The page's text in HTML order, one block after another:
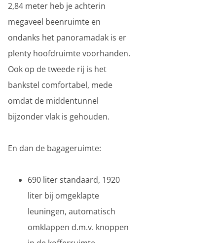
2,84 meter heb je achterin
megaveel beenruimte en
ondanks het panoramadak is er
plenty hoofdruimte voorhanden.
Ook op de tweede rij is het
bankstel comfortabel, mede
omdat de middentunnel
bijzonder vlak is gehouden.
En dan de bagageruimte:
690 liter standaard, 1920
liter bij omgeklapte
leuningen, automatisch
omklappen d.m.v. knoppen